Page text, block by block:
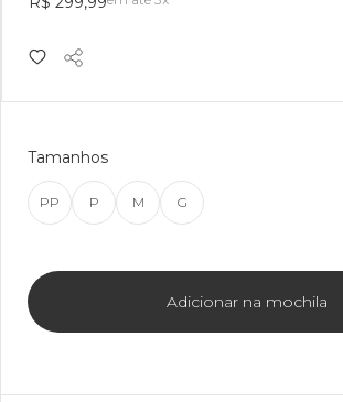
Tamanhos
PP P M G
Adicionar na mochila